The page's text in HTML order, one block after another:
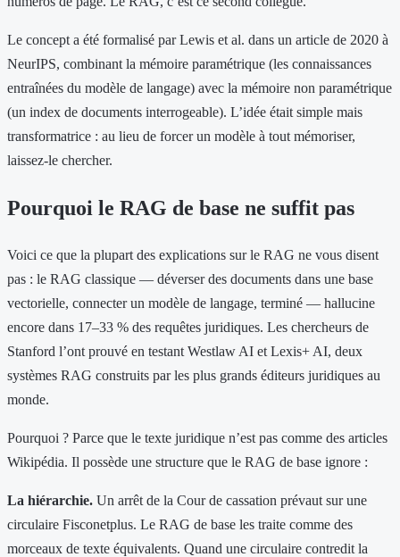
Le concept a été formalisé par Lewis et al. dans un article de 2020 à
NeurIPS, combinant la mémoire paramétrique (les connaissances
entraînées du modèle de langage) avec la mémoire non paramétrique
(un index de documents interrogeable). L’idée était simple mais
transformatrice : au lieu de forcer un modèle à tout mémoriser,
laissez-le chercher.
Pourquoi le RAG de base ne suffit pas
Voici ce que la plupart des explications sur le RAG ne vous disent
pas : le RAG classique — déverser des documents dans une base
vectorielle, connecter un modèle de langage, terminé — hallucine
encore dans 17–33 % des requêtes juridiques. Les chercheurs de
Stanford l’ont prouvé en testant Westlaw AI et Lexis+ AI, deux
systèmes RAG construits par les plus grands éditeurs juridiques au
monde.
Pourquoi ? Parce que le texte juridique n’est pas comme des articles
Wikipédia. Il possède une structure que le RAG de base ignore :
La hiérarchie. Un arrêt de la Cour de cassation prévaut sur une
circulaire Fisconetplus. Le RAG de base les traite comme des
morceaux de texte équivalents. Quand une circulaire contredit la